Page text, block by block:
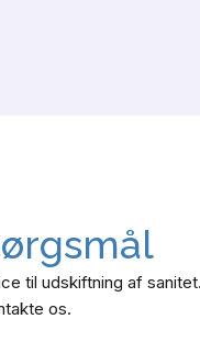
til udskiftning af
os.